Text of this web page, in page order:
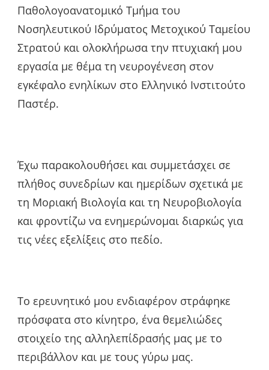
Παθολογοανατομικό Τμήμα του
Νοσηλευτικού Ιδρύματος Μετοχικού Ταμείου
Στρατού και ολοκλήρωσα την πτυχιακή μου
εργασία με θέμα τη νευρογένεση στον
εγκέφαλο ενηλίκων στο Ελληνικό Ινστιτούτο
Παστέρ.
Έχω παρακολουθήσει και συμμετάσχει σε
πλήθος συνεδρίων και ημερίδων σχετικά με
τη Μοριακή Βιολογία και τη Νευροβιολογία
και φροντίζω να ενημερώνομαι διαρκώς για
τις νέες εξελίξεις στο πεδίο.
Το ερευνητικό μου ενδιαφέρον στράφηκε
πρόσφατα στο κίνητρο, ένα θεμελιώδες
στοιχείο της αλληλεπίδρασής μας με το
περιβάλλον και με τους γύρω μας.